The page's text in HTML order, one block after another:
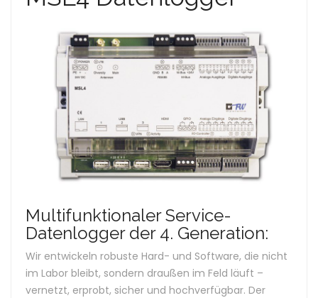
Multifunktionaler Service-
Datenlogger der 4. Generation:
Wir entwickeln robuste Hard- und Software, die nicht
im Labor bleibt, sondern draußen im Feld läuft –
vernetzt, erprobt, sicher und hochverfügbar. Der